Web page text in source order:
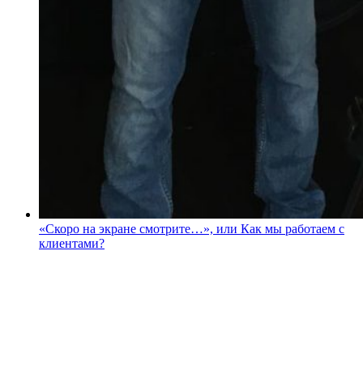
«Скоро на экране смотрите…», или Как мы работаем с
клиентами?